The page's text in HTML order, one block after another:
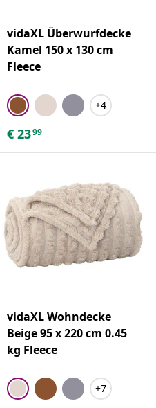
vidaXL Überwurfdecke
Kamel 150 x 130 cm
Fleece
+4
€ 2399
vidaXL Wohndecke
Beige 95 x 220 cm 0.45
kg Fleece
+7